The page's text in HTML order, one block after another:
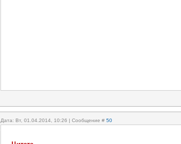
Дата: Вт, 01.04.2014, 10:26 | Сообщение # 50